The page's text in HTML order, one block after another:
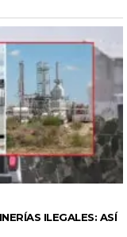
ILEGALES: ASÍ